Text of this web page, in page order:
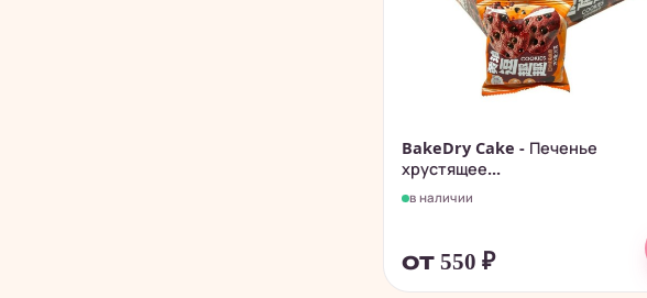
BakeDry Cake - Печенье
хрустящее...
в наличии
от 550 ₽